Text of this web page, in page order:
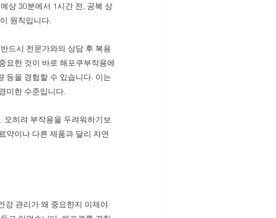
상 30분에서 1시간 전, 공복 상
원칙입니다.
드시 전문가와의 상담 후 복용
요한 것이 바로 해포쿠부작용에
등을 경험할 수 있습니다. 이는
미한 수준입니다.
오히려 부작용을 두려워하기보
약이나 다른 제품과 달리 자연
강 관리가 왜 중요한지 이제야